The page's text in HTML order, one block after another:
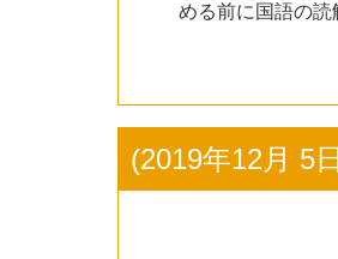
める前に国語の読
(2019年12月 5